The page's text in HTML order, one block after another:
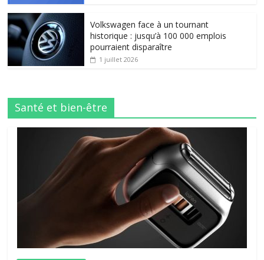
Volkswagen face à un tournant
historique : jusqu’à 100 000 emplois
pourraient disparaître
1 juillet 2026
Santé et bien-être